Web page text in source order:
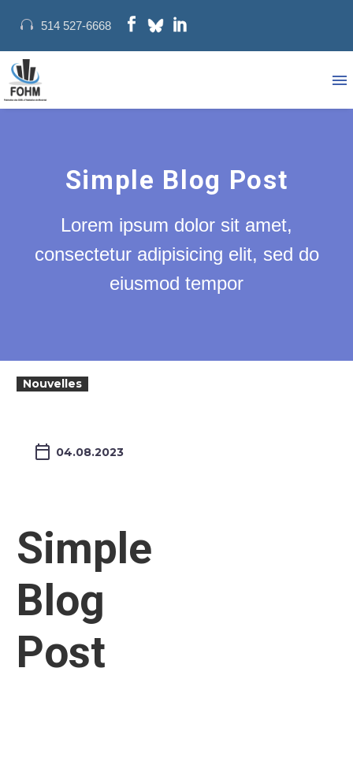
514 527-6668
Simple Blog Post
Lorem ipsum dolor sit amet,
consectetur adipisicing elit, sed do
eiusmod tempor
Nouvelles
04.08.2023
Simple
Blog
Post